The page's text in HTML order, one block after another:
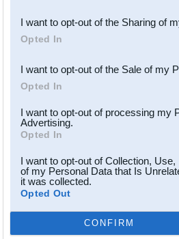
Downstream Participants
third parties.
I want to opt-out of the Sharing of
Opted In
I want to opt-out of the Sale of my
Opted In
I want to opt-out of processing my
Advertising.
Opted In
I want to opt-out of Collection,
of my Personal Data that Is
it was collected.
Opted Out
CONFIRM